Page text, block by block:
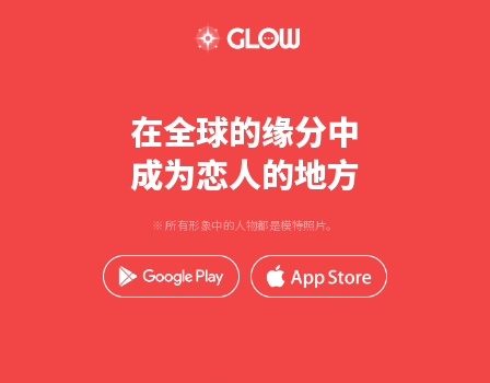
在全球的缘分中
成为恋人的地方
※ 所有形象中的人物都是模特照片。